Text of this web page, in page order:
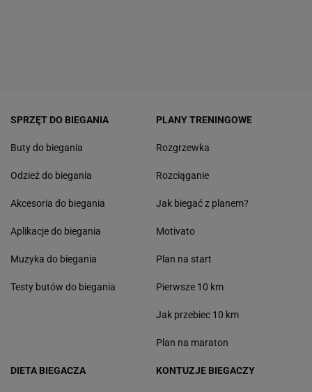
SPRZĘT DO BIEGANIA
Buty do biegania
Odzież do biegania
Akcesoria do biegania
Aplikacje do biegania
Muzyka do biegania
Testy butów do biegania
PLANY TRENINGOWE
Rozgrzewka
Rozciąganie
Jak biegać z planem?
Motivato
Plan na start
Pierwsze 10 km
Jak przebiec 10 km
Plan na maraton
DIETA BIEGACZA KONTUZJE BIEGACZY